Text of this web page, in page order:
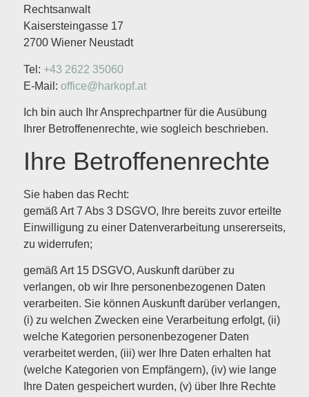
Rechtsanwalt
Kaisersteingasse 17
2700 Wiener Neustadt
Tel: +43 2622 35060
E-Mail: office@harkopf.at
Ich bin auch Ihr Ansprechpartner für die Ausübung
Ihrer Betroffenenrechte, wie sogleich beschrieben.
Ihre Betroffenenrechte
Sie haben das Recht:
gemäß Art 7 Abs 3 DSGVO, Ihre bereits zuvor erteilte
Einwilligung zu einer Datenverarbeitung unsererseits,
zu widerrufen;
gemäß Art 15 DSGVO, Auskunft darüber zu
verlangen, ob wir Ihre personenbezogenen Daten
verarbeiten. Sie können Auskunft darüber verlangen,
(i) zu welchen Zwecken eine Verarbeitung erfolgt, (ii)
welche Kategorien personenbezogener Daten
verarbeitet werden, (iii) wer Ihre Daten erhalten hat
(welche Kategorien von Empfängern), (iv) wie lange
Ihre Daten gespeichert wurden, (v) über Ihre Rechte